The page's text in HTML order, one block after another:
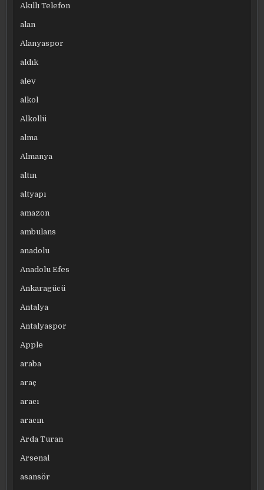
Akıllı Telefon
alan
Alanyaspor
aldık
alev
alkol
Alkollü
alma
Almanya
altın
altyapı
amazon
ambulans
anadolu
Anadolu Efes
Ankaragücü
Antalya
Antalyaspor
Apple
araba
araç
aracı
aracın
Arda Turan
Arsenal
asansör